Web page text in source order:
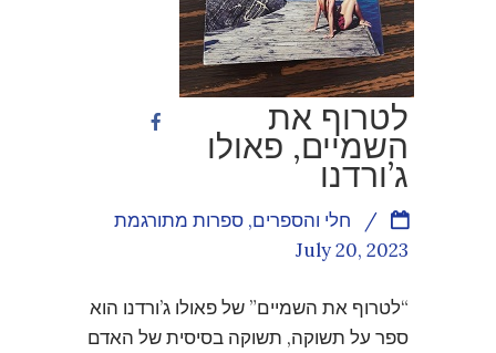
לטרוף את
השמיים, פאולו
ג’ורדנו
חלי והספרים, ספרות מתורגמת
/
July 20, 2023
“לטרוף את השמיים” של פאולו ג’ורדנו הוא
ספר על תשוקה, תשוקה בסיסית של האדם